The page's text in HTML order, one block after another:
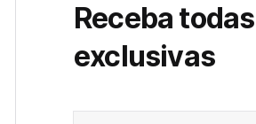
Receba
exclusivas